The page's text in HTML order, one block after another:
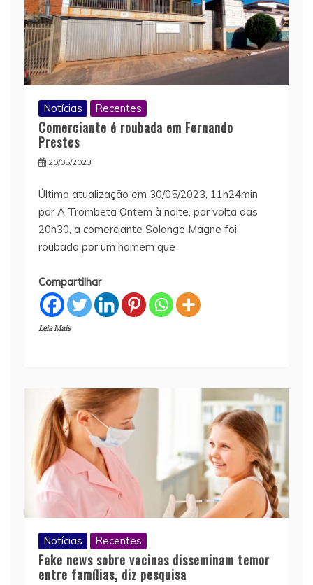
Notícias Recentes
Comerciante é roubada em Fernando
Prestes
20/05/2023
Última atualização em 30/05/2023, 11h24min
por A Trombeta Ontem à noite, por volta das
20h30, a comerciante Solange Magne foi
roubada por um homem que
Compartilhar
Leia Mais
Notícias Recentes
Fake news sobre vacinas disseminam temor
entre famílias, diz pesquisa